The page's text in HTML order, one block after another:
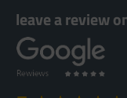
leave a review